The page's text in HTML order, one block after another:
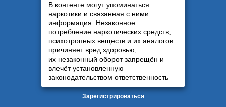
В контенте могут упоминаться
наркотики и связанная с ними
информация. Незаконное
потребление наркотических средств,
психотропных веществ и их аналогов
причиняет вред здоровью,
их незаконный оборот запрещён и
влечёт установленную
законодательством ответственность
Зарегистрироваться